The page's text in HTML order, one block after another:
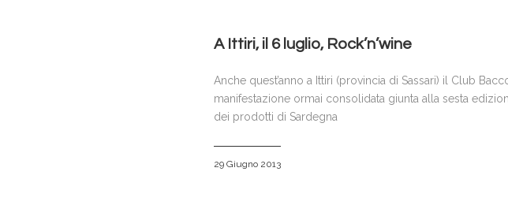
A Ittiri, il 6 luglio, Rock’n’wine
Anche quest’anno a Ittiri (provincia di Sassari) il Club
manifestazione ormai consolidata giunta alla sesta
dei prodotti di Sardegna
29 Giugno 2013